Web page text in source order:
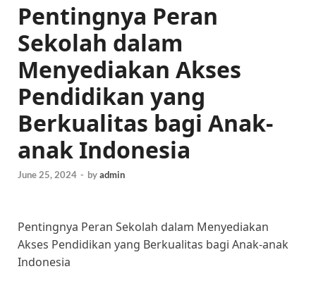
Pentingnya Peran
Sekolah dalam
Menyediakan Akses
Pendidikan yang
Berkualitas bagi Anak-
anak Indonesia
June 25, 2024 - byadmin
Pentingnya Peran Sekolah dalam Menyediakan
Akses Pendidikan yang Berkualitas bagi Anak-anak
Indonesia